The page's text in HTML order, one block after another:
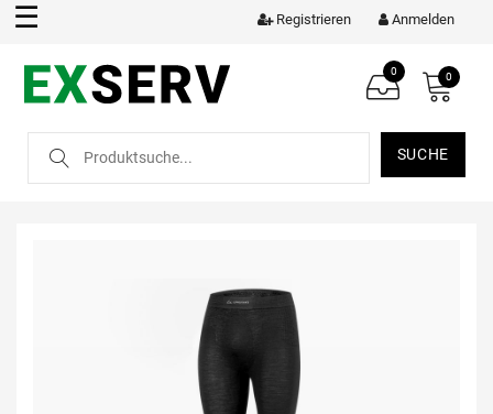
☰ Anmelden
Registrieren
SUCHE
0 0